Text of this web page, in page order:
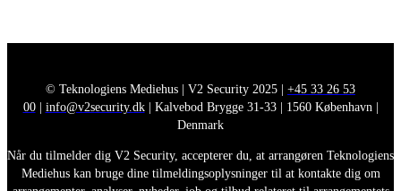
© Teknologiens Mediehus | V2 Security 2025 | +45 33 26 53
00| info@v2security.dk| Kalvebod Brygge 31-33 | 1560 København |
Denmark
Når du tilmelder dig V2 Security, accepterer du, at arrangøren Teknologiens
Mediehus kan bruge dine tilmeldingsoplysninger til at kontakte dig om